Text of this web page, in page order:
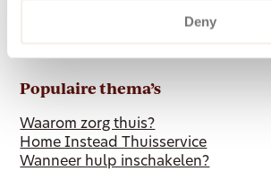
Deny
Populaire thema’s
Waarom zorg thuis?
Home Instead Thuisservice
Wanneer hulp inschakelen?